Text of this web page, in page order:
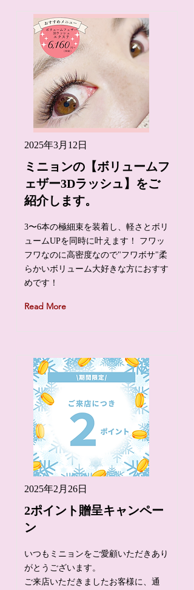
2025年3月12日
ミニョンの【ボリュームフ
ェザー3Dラッシュ】をご
紹介します。
3〜6本の極細束を装着し、軽さとボリ
ュームUPを同時に叶えます！ フワッ
フワなのに高密度なので"フワボサ"柔
らかいボリューム大好きな方におすす
めです！
Read More
2025年2月26日
2ポイント贈呈キャンペー
ン
いつもミニョンをご愛顧いただきあり
がとうございます。
ご来店いただきましたお客様に、通